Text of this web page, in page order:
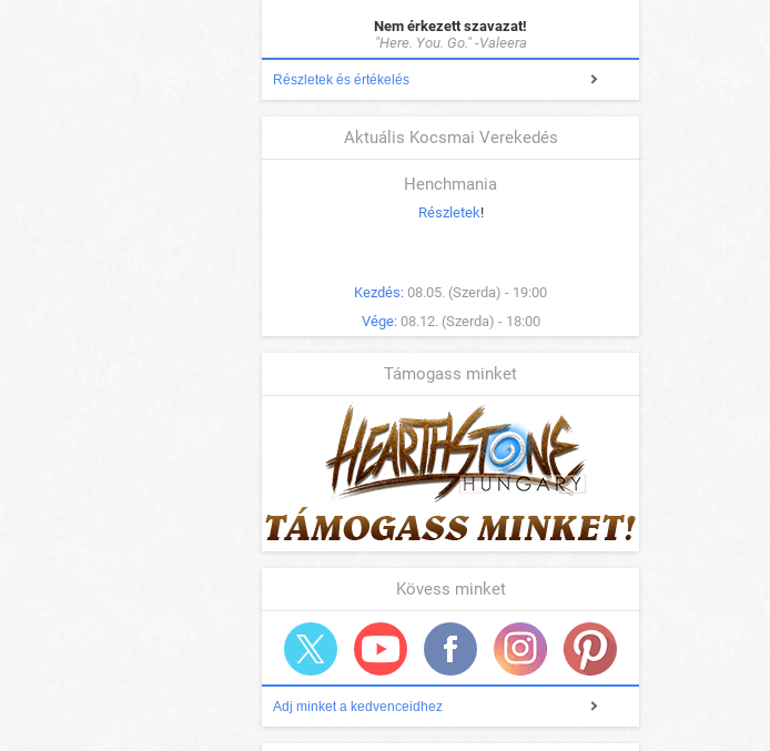
Nem érkezett szavazat!
"Here. You. Go." -Valeera
Részletek és értékelés
Aktuális Kocsmai Verekedés
Henchmania
Részletek!
Kezdés: 08.05. (Szerda) - 19:00
Vége: 08.12. (Szerda) - 18:00
Támogass minket
Kövess minket
Adj minket a kedvenceidhez